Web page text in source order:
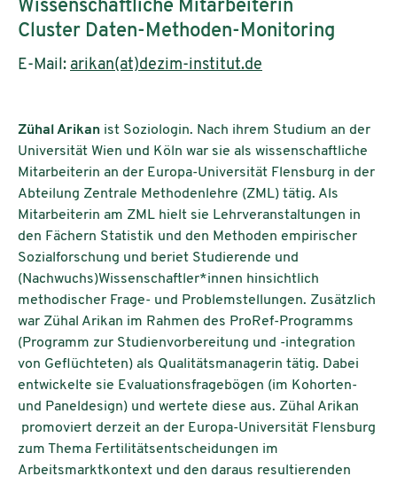
Wissenschaftliche Mitarbeiterin
Cluster Daten-Methoden-Monitoring
E-Mail: arikan(at)dezim-institut.de
Zühal Arikan ist Soziologin. Nach ihrem Studium an der
Universität Wien und Köln war sie als wissenschaftliche
Mitarbeiterin an der Europa-Universität Flensburg in der
Abteilung Zentrale Methodenlehre (ZML) tätig. Als
Mitarbeiterin am ZML hielt sie Lehrveranstaltungen in
den Fächern Statistik und den Methoden empirischer
Sozialforschung und beriet Studierende und
(Nachwuchs)Wissenschaftler*innen hinsichtlich
methodischer Frage- und Problemstellungen. Zusätzlich
war Zühal Arikan im Rahmen des ProRef-Programms
(Programm zur Studienvorbereitung und -integration
von Geflüchteten) als Qualitätsmanagerin tätig. Dabei
entwickelte sie Evaluationsfragebögen (im Kohorten-
und Paneldesign) und wertete diese aus. Zühal Arikan
promoviert derzeit an der Europa-Universität Flensburg
zum Thema Fertilitätsentscheidungen im
Arbeitsmarktkontext und den daraus resultierenden